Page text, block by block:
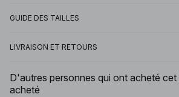
GUIDE DES TAILLES
LIVRAISON ET RETOURS
D'autres personnes qui ont acheté
acheté